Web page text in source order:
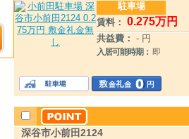
駐車場
賃料： 0.275万円
共益費： - 円
入居可能時期： 即
深谷市小前田2124